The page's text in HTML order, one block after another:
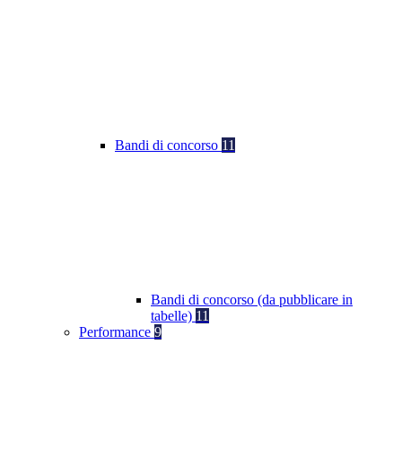
Bandi di concorso 11
Bandi di concorso (da pubblicare in
tabelle) 11
Performance 9